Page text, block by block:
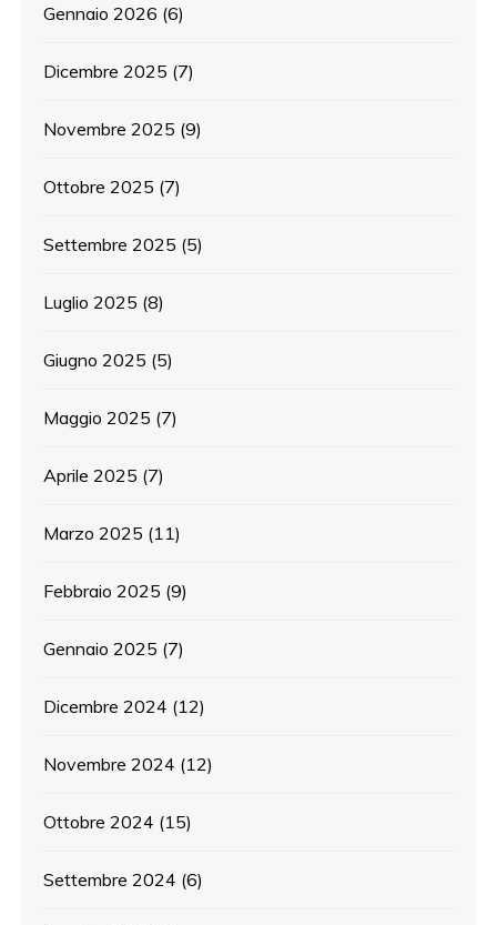
Gennaio 2026 (6)
Dicembre 2025 (7)
Novembre 2025 (9)
Ottobre 2025 (7)
Settembre 2025 (5)
Luglio 2025 (8)
Giugno 2025 (5)
Maggio 2025 (7)
Aprile 2025 (7)
Marzo 2025 (11)
Febbraio 2025 (9)
Gennaio 2025 (7)
Dicembre 2024 (12)
Novembre 2024 (12)
Ottobre 2024 (15)
Settembre 2024 (6)